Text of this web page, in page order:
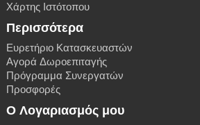
Χάρτης Ιστότοπου
Περισσότερα
Ευρετήριο Κατασκευαστών
Αγορά Δωροεπιταγής
Πρόγραμμα Συνεργατών
Προσφορές
Ο Λογαριασμός μου